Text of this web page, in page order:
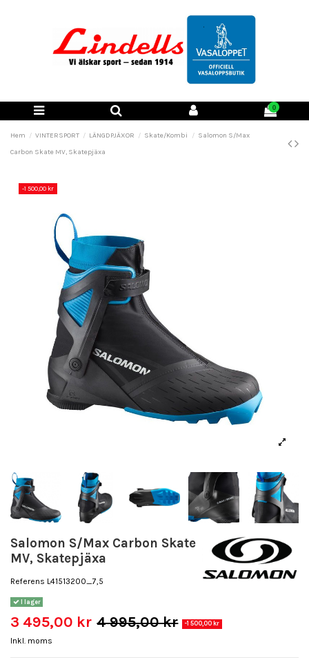
0
Hem VINTERSPORT LÄNGDPJÄXOR Skate/Kombi
Salomon S/Max
Carbon Skate MV, Skatepjäxa
-1 500,00 kr
Salomon S/Max Carbon Skate
MV, Skatepjäxa
Referens L41513200_7,5
I lager
3 495,00 kr 4 995,00 kr -1 500,00 kr
Inkl. moms